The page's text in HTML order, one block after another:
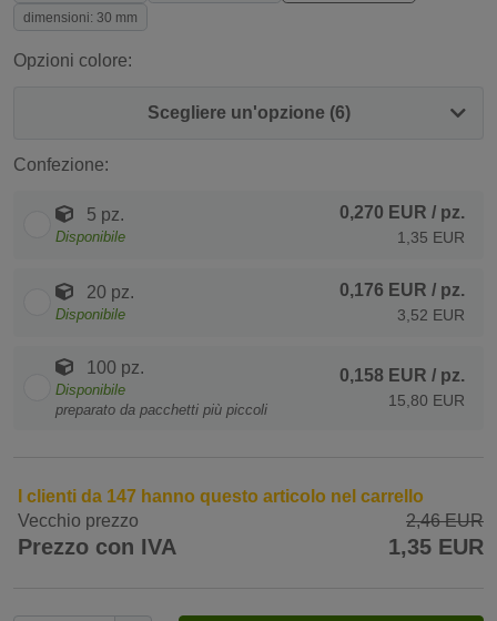
dimensioni: 30 mm
Opzioni colore:
Scegliere un'opzione (6)
Confezione:
5 pz.
Disponibile
0,270 EUR / pz.
1,35 EUR
20 pz.
Disponibile
0,176 EUR / pz.
3,52 EUR
100 pz.
Disponibile
preparato da pacchetti più piccoli
0,158 EUR / pz.
15,80 EUR
I clienti da 147 hanno questo articolo nel carrello
Vecchio prezzo
2,46 EUR
Prezzo con IVA 1,35 EUR